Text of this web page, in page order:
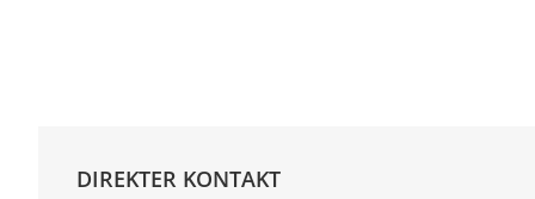
DIREKTER KONTAKT